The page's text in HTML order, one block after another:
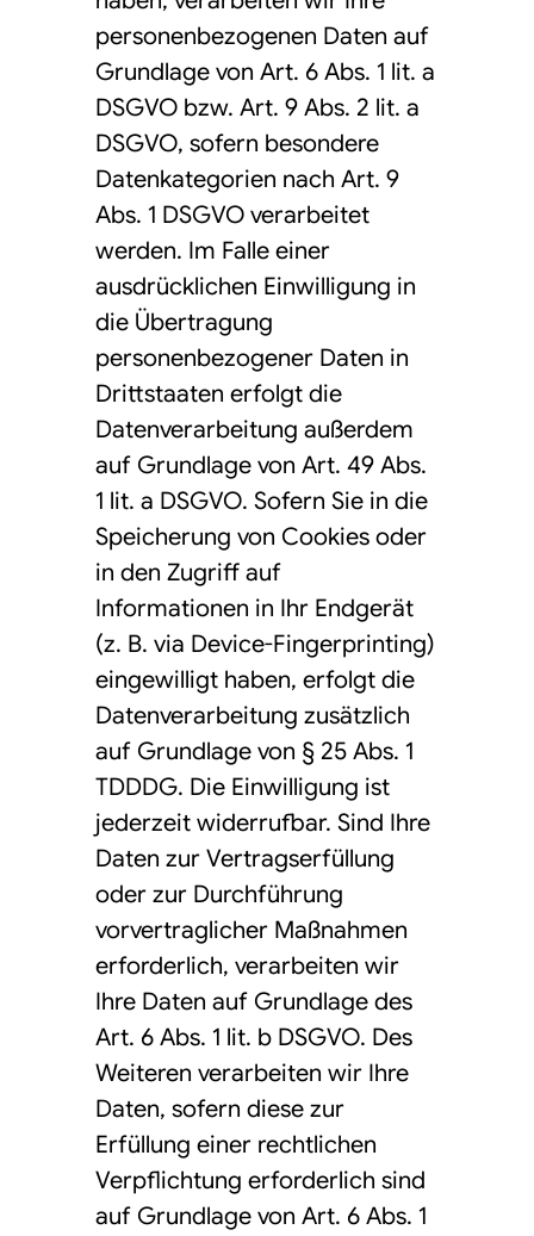
personenbezogenen Daten auf
Grundlage von Art. 6 Abs. 1 lit. a
DSGVO bzw. Art. 9 Abs. 2 lit. a
DSGVO, sofern besondere
Datenkategorien nach Art. 9
Abs. 1 DSGVO verarbeitet
werden. Im Falle einer
ausdrücklichen Einwilligung in
die Übertragung
personenbezogener Daten in
Drittstaaten erfolgt die
Datenverarbeitung außerdem
auf Grundlage von Art. 49 Abs.
1 lit. a DSGVO. Sofern Sie in die
Speicherung von Cookies oder
in den Zugriff auf
Informationen in Ihr Endgerät
(z. B. via Device-Fingerprinting)
eingewilligt haben, erfolgt die
Datenverarbeitung zusätzlich
auf Grundlage von § 25 Abs. 1
TDDDG. Die Einwilligung ist
jederzeit widerrufbar. Sind Ihre
Daten zur Vertragserfüllung
oder zur Durchführung
vorvertraglicher Maßnahmen
erforderlich, verarbeiten wir
Ihre Daten auf Grundlage des
Art. 6 Abs. 1 lit. b DSGVO. Des
Weiteren verarbeiten wir Ihre
Daten, sofern diese zur
Erfüllung einer rechtlichen
Verpflichtung erforderlich sind
auf Grundlage von Art. 6 Abs. 1